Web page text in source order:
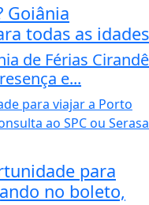
Goiânia
todas as idades
de Férias Cirandê
e...
para
no boleto,